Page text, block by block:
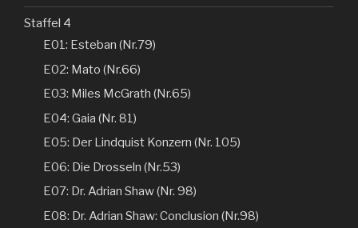
Staffel 4
E01: Esteban (Nr.79)
E02: Mato (Nr.66)
E03: Miles McGrath (Nr.65)
E04: Gaia (Nr. 81)
E05: Der Lindquist Konzern (Nr. 105)
E06: Die Drosseln (Nr.53)
E07: Dr. Adrian Shaw (Nr. 98)
E08: Dr. Adrian Shaw: Conclusion (Nr.98)